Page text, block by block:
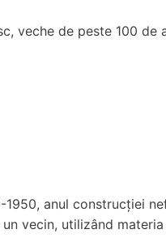
veche de peste 100
anul construcției
vecin, utilizând